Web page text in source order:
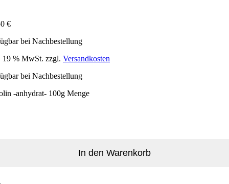
€
bei Nachbestellung
19 % MwSt. zzgl. Versandkosten
bei Nachbestellung
-anhydrat- 100g Menge
In den Warenkorb